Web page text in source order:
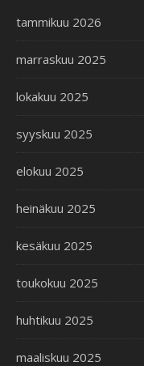
tammikuu 2026
marraskuu 2025
lokakuu 2025
syyskuu 2025
elokuu 2025
heinäkuu 2025
kesäkuu 2025
toukokuu 2025
huhtikuu 2025
maaliskuu 2025